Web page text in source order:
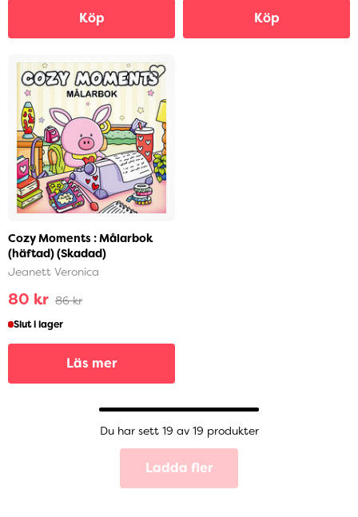
Köp Köp
Cozy Moments : Målarbok
(häftad) (Skadad)
Jeanett Veronica
80 kr 86 kr
Slut i lager
Läs mer
Du har sett 19 av 19 produkter
Ladda fler